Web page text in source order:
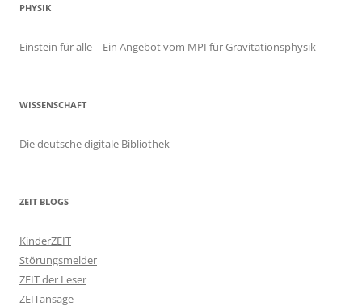
PHYSIK
Einstein für alle – Ein Angebot vom MPI für Gravitationsphysik
WISSENSCHAFT
Die deutsche digitale Bibliothek
ZEIT BLOGS
KinderZEIT
Störungsmelder
ZEIT der Leser
ZEITansage